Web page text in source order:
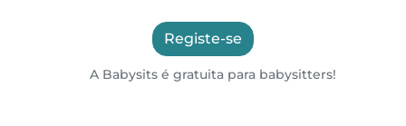
Registe-se
A Babysits é gratuita para babysitters!